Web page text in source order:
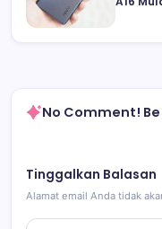
No Comment!
Tinggalkan Balasan
Alamat email Anda tidak